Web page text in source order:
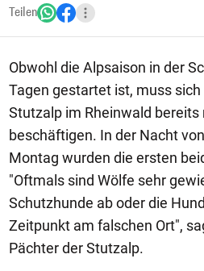
Teilen
Obwohl die Alpsaison in der
Tagen gestartet ist, muss
Stutzalp im Rheinwald
beschäftigen. In der Nacht
Montag wurden die ersten
"Oftmals sind Wölfe sehr
Schutzhunde ab oder die
Zeitpunkt am falschen Ort",
Pächter der Stutzalp.